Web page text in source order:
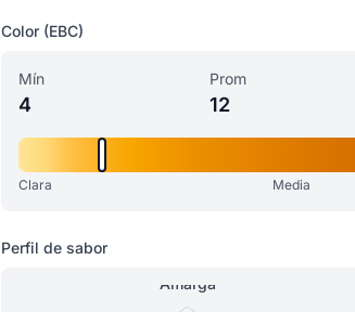
Color (EBC)
Mín
4
Prom
12
Clara Media
Perfil de sabor
Amarga